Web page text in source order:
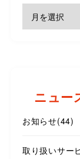
ニュー
お知らせ(44)
取り扱いサー